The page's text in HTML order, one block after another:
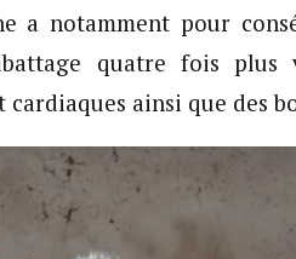
a notamment pour
quatre fois plus
ainsi que des